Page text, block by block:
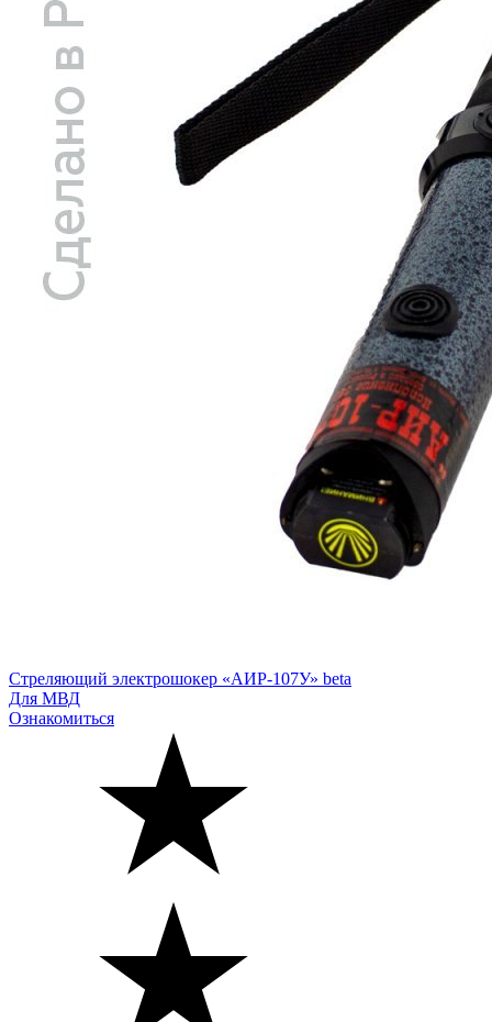
Стреляющий электрошокер «АИР-107У» beta
Для МВД
Ознакомиться